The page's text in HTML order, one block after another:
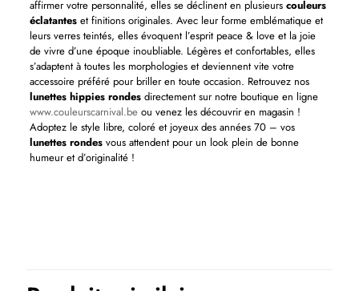
affirmer votre personnalité, elles se déclinent en plusieurs couleurs
éclatanteset finitions originales. Avec leur forme emblématique et
leurs verres teintés, elles évoquent l’esprit peace & love et la joie
de vivre d’une époque inoubliable. Légères et confortables, elles
s’adaptent à toutes les morphologies et deviennent vite votre
accessoire préféré pour briller en toute occasion. Retrouvez nos
lunettes hippies rondesdirectement sur notre boutique en ligne
www.couleurscarnival.beou venez les découvrir en magasin !
Adoptez le style libre, coloré et joyeux des années 70 – vos
lunettes rondesvous attendent pour un look plein de bonne
humeur et d’originalité !